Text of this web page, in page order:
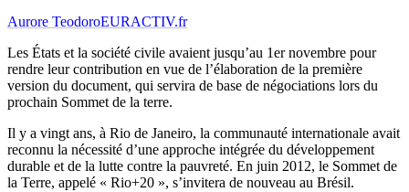
Aurore TeodoroEURACTIV.fr
Les États et la société civile avaient jusqu’au 1er novembre pour
rendre leur contribution en vue de l’élaboration de la première
version du document, qui servira de base de négociations lors du
prochain Sommet de la terre.
Il y a vingt ans, à Rio de Janeiro, la communauté internationale avait
reconnu la nécessité d’une approche intégrée du développement
durable et de la lutte contre la pauvreté. En juin 2012, le Sommet de
la Terre, appelé « Rio+20 », s’invitera de nouveau au Brésil.